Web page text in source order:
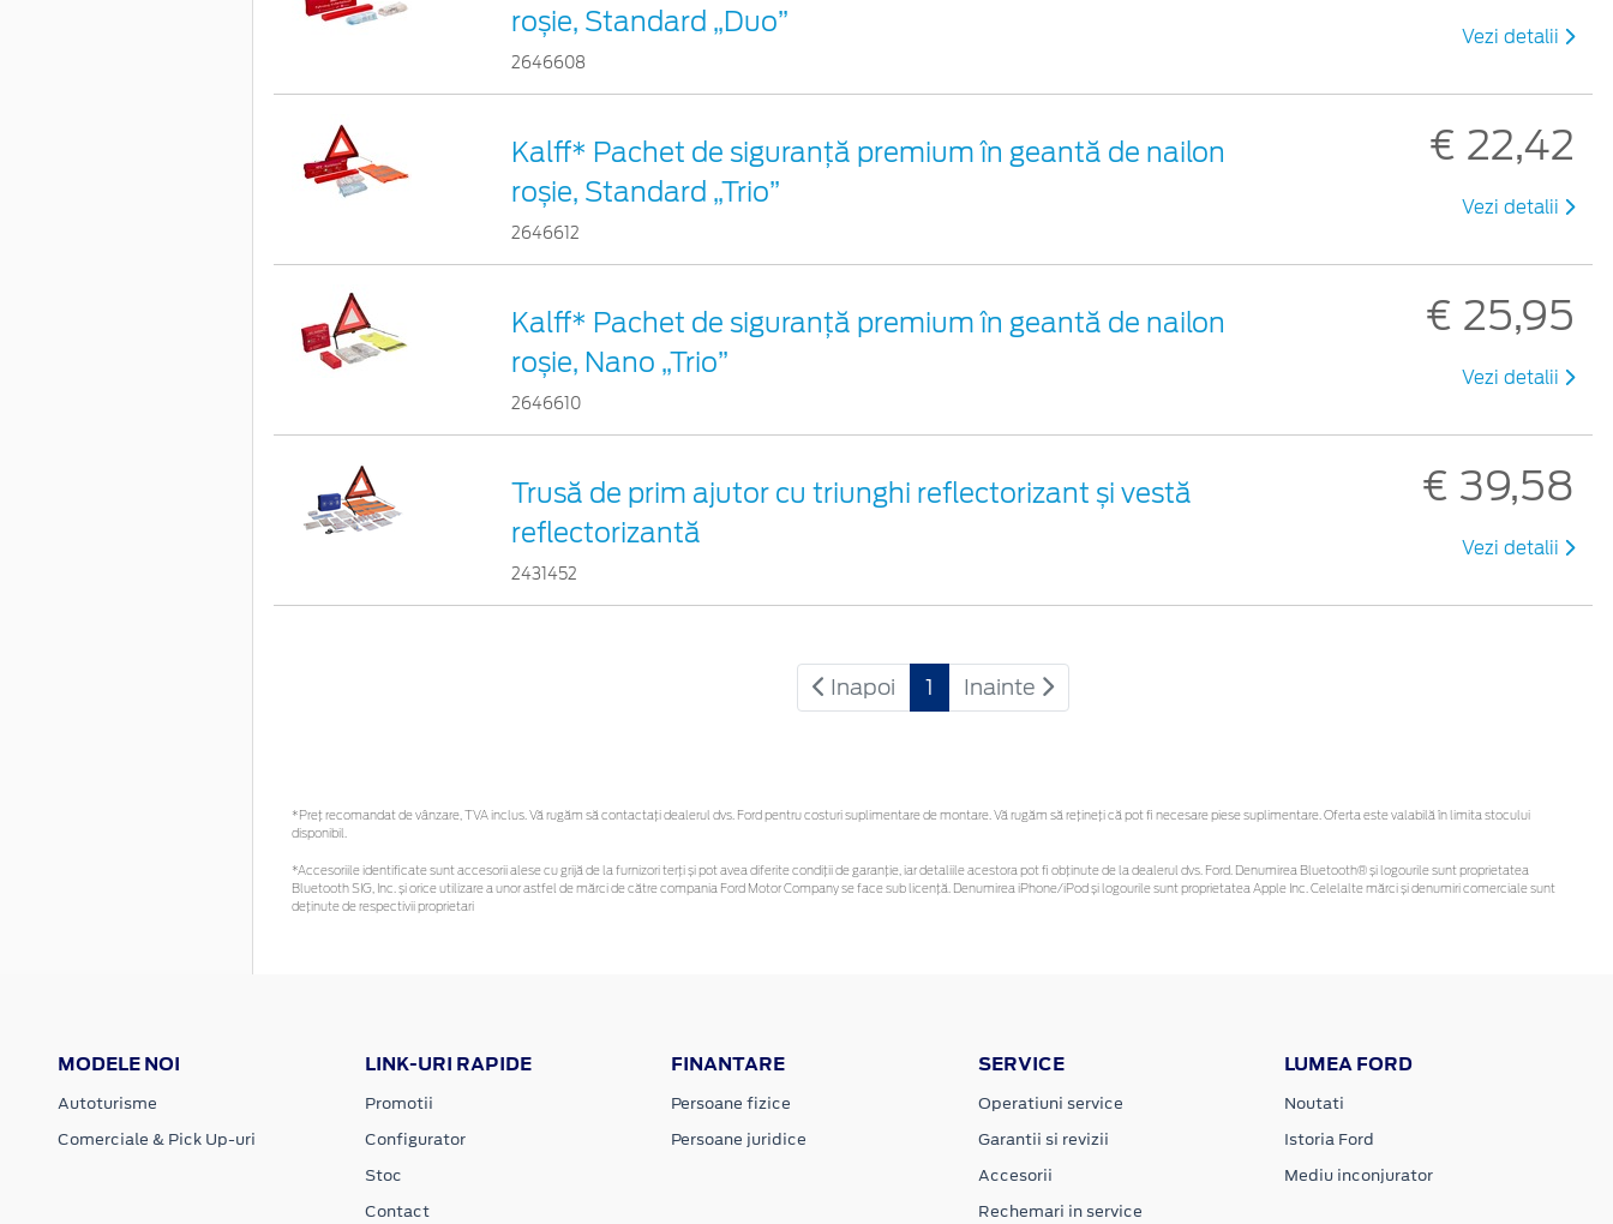
roșie, Standard „Duo”
2646608
Vezi detalii
Kalff* Pachet de siguranţă premium în geantă de nailon
roșie, Standard „Trio”
2646612
€ 22,42
Vezi detalii
Kalff* Pachet de siguranţă premium în geantă de nailon
roșie, Nano „Trio”
2646610
€ 25,95
Vezi detalii
Trusă de prim ajutor cu triunghi reflectorizant și vestă
reflectorizantă
2431452
€ 39,58
Vezi detalii
Inapoi 1 Inainte
*Preţ recomandat de vânzare, TVA inclus. Vă rugăm să contactaţi dealerul dvs. Ford pentru costuri suplimentare de montare. Vă rugăm să rețineți că pot fi necesare piese suplimentare. Oferta este valabilă în limita stocului
disponibil.
*Accesoriile identificate sunt accesorii alese cu grijă de la furnizori terți și pot avea diferite condiții de garanție, iar detaliile acestora pot fi obținute de la dealerul dvs. Ford. Denumirea Bluetooth® și logourile sunt proprietatea
Bluetooth SIG, Inc. și orice utilizare a unor astfel de mărci de către compania Ford Motor Company se face sub licență. Denumirea iPhone/iPod și logourile sunt proprietatea Apple Inc. Celelalte mărci și denumiri comerciale sunt
deținute de respectivii proprietari
MODELE NOI
Autoturisme
Comerciale & Pick Up-uri
LINK-URI RAPIDE
Promotii
Configurator
Stoc
Contact
FINANTARE
Persoane fizice
Persoane juridice
SERVICE
Operatiuni service
Garantii si revizii
Accesorii
Rechemari in service
LUMEA FORD
Noutati
Istoria Ford
Mediu inconjurator